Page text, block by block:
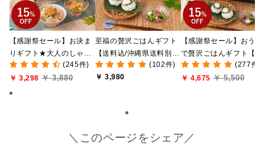
【感謝祭セール】お決ま
りギフト★大人のしゃけ
しゃけめんたい入り【送
料込/沖縄県送料別途】
【化粧箱包装付】
(245件)
￥ 3,298 ￥ 3,880
至福の贅沢ごはんギフト
【送料込/沖縄県送料別
途】【化粧箱包装付/オン
ライン限定】
(102件)
￥ 3,980
【感謝祭セール】おうち
で贅沢ごはんギフト【送
料無料/沖縄県送料別途】
【化粧箱包装付/オンライ
(277件)
￥ 4,675 ￥ 5,500
＼このページをシェア／